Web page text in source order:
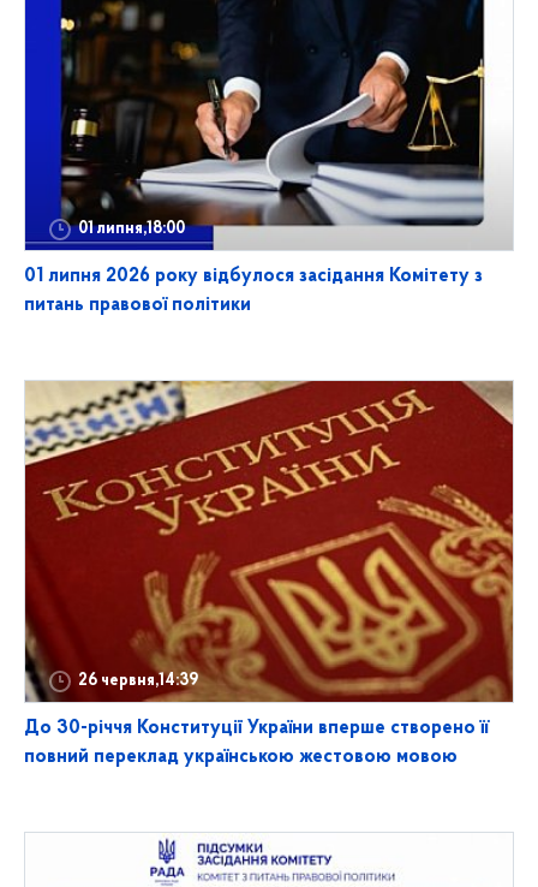
01 липня,18:00
01 липня 2026 року відбулося засідання Комітету з
питань правової політики
26 червня,14:39
До 30-річчя Конституції України вперше створено її
повний переклад українською жестовою мовою